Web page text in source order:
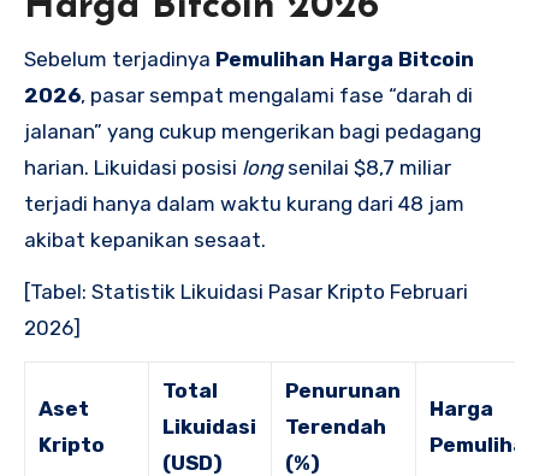
Sebelum terjadinya Pemulihan Harga Bitcoin
2026, pasar sempat mengalami fase “darah di
jalanan” yang cukup mengerikan bagi pedagang
harian. Likuidasi posisi longsenilai $8,7 miliar
terjadi hanya dalam waktu kurang dari 48 jam
akibat kepanikan sesaat.
[Tabel: Statistik Likuidasi Pasar Kripto Februari
2026]
Aset
Kripto
Total
Likuidasi
(USD)
Penurunan
Terendah
(%)
Harga
Pemulihan